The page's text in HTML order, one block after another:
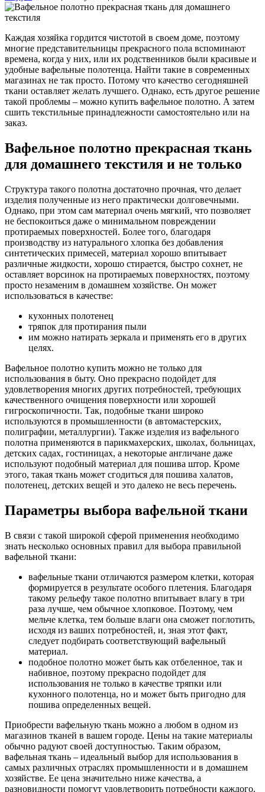
Каждая хозяйка гордится чистотой в своем доме, поэтому
многие представительницы прекрасного пола вспоминают
времена, когда у них, или их родственников были красивые и
удобные вафельные полотенца. Найти такие в современных
магазинах не так просто. Потому что качество сегодняшней
ткани оставляет желать лучшего. Однако, есть другое решение
такой проблемы – можно купить вафельное полотно. А затем
сшить текстильные принадлежности самостоятельно или на
заказ.
Вафельное полотно прекрасная ткань
для домашнего текстиля и не только
Структура такого полотна достаточно прочная, что делает
изделия полученные из него практически долговечными.
Однако, при этом сам материал очень мягкий, что позволяет
не беспокоиться даже о минимальном повреждении
протираемых поверхностей. Более того, благодаря
производству из натурального хлопка без добавления
синтетических примесей, материал хорошо впитывает
различные жидкости, хорошо стирается, быстро сохнет, не
оставляет ворсинок на протираемых поверхностях, поэтому
просто незаменим в домашнем хозяйстве. Он может
использоваться в качестве:
кухонных полотенец
тряпок для протирания пыли
им можно натирать зеркала и применять его в других
целях.
Вафельное полотно купить можно не только для
использования в быту. Оно прекрасно подойдет для
удовлетворения многих других потребностей, требующих
качественного очищения поверхности или хорошей
гигроскопичности. Так, подобные ткани широко
используются в промышленности (в автомастерских,
полиграфии, металлургии). Также изделия из вафельного
полотна применяются в парикмахерских, школах, больницах,
детских садах, гостиницах, а некоторые англичане даже
используют подобный материал для пошива штор. Кроме
этого, такая ткань может сгодиться для пошива халатов,
полотенец, детских вещей и это далеко не весь перечень.
Параметры выбора вафельной ткани
В связи с такой широкой сферой применения необходимо
знать несколько основных правил для выбора правильной
вафельной ткани:
вафельные ткани отличаются размером клетки, которая
формируется в результате особого плетения. Благодаря
такому рельефу такое полотно впитывает влагу в три
раза лучше, чем обычное хлопковое. Поэтому, чем
мельче клетка, тем больше влаги она сможет поглотить,
исходя из ваших потребностей, и, зная этот факт,
следует подбирать соответствующий вафельный
материал.
подобное полотно может быть как отбеленное, так и
набивное, поэтому прекрасно подойдет для
использования не только в качестве тряпки или
кухонного полотенца, но и может быть пригодно для
пошива определенных вещей.
Приобрести вафельную ткань можно а любом в одном из
магазинов тканей в вашем городе. Цены на такие материалы
обычно радуют своей доступностью. Таким образом,
вафельная ткань – идеальный выбор для использования в
самых различных отраслях промышленности и в домашнем
хозяйстве. Ее цена значительно ниже качества, а
разновидности помогут удовлетворить потребности каждого.